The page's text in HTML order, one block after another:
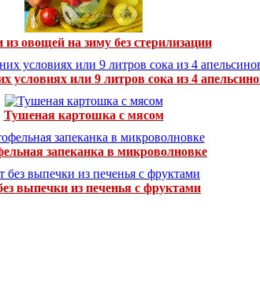
из овощей на зиму без стерилизации
условиях или 9 литров сока из 4
Тушеная картошка с мясом
запеканка в микроволновке
выпечки из печенья с фруктами